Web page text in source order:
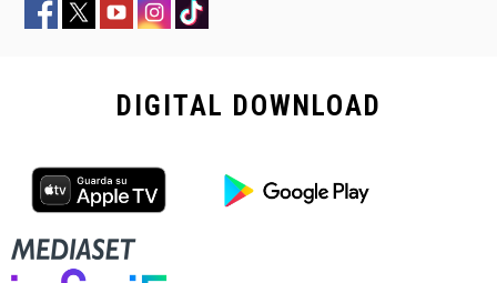
DIGITAL DOWNLOAD